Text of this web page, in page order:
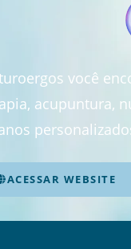
você
acupuntura,
ACESSAR WEBSITE